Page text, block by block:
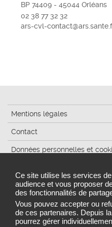
Ce site utilise les services
audience et vous proposer
des fonctionnalités de
Vous pouvez accepter ou
de ces partenaires. Depuis
pourrez gérer
BP 74409 - 45044 Orléans
02 38 77 32 32
ars-cvl-
Mentions légales
Contact
Données personnelles et
Accessibilité : partiellement
Gestion des cookies